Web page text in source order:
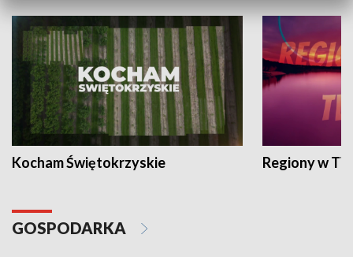
Kocham Świętokrzyskie Regiony w
GOSPODARKA